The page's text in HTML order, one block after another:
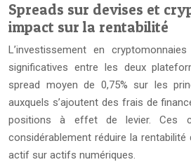
Spreads sur devises et
impact sur la rentabilité
L’investissement en
significatives entre les deux
spread moyen de 0,75% sur les
auxquels s’ajoutent des frais de
positions à effet de levier. Ces
considérablement réduire la
actif sur actifs numériques.